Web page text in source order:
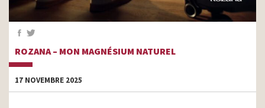
ROZANA – MON MAGNÉSIUM NATUREL
17 NOVEMBRE 2025